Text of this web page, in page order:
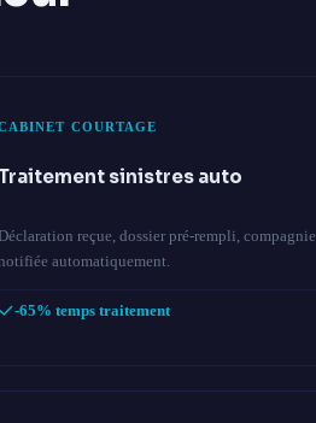
COURTAGE
sinistres auto
reçue, dossier pré-rempli, compagnie
automatiquement.
-65% temps traitement